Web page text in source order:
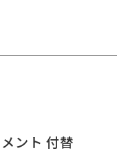
ント 付替